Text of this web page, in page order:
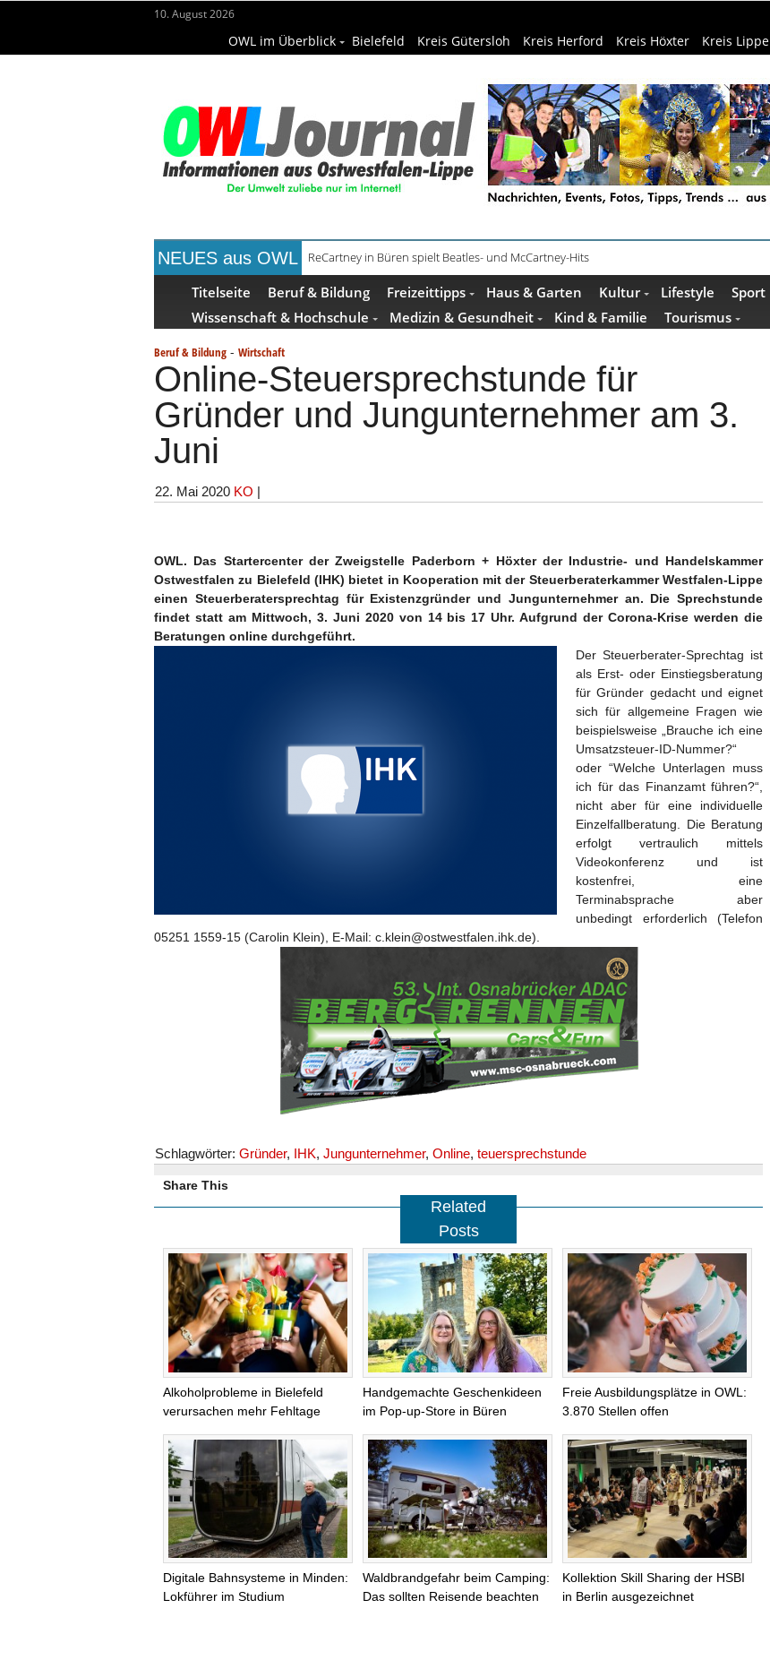
10. August 2026
OWL im Überblick Bielefeld Kreis Gütersloh Kreis Herford Kreis Höxter Kreis Lippe
NEUES aus OWL ReCartney in Büren spielt Beatles- und McCartney-Hits
Titelseite Beruf & Bildung Freizeittipps Haus & Garten Kultur Lifestyle Sport
Wissenschaft & Hochschule
Medizin & Gesundheit Kind & Familie Tourismus
Beruf & Bildung - Wirtschaft
Online-Steuersprechstunde für
Gründer und Jungunternehmer am 3.
Juni
22. Mai 2020 KO |
OWL. Das Startercenter der Zweigstelle Paderborn + Höxter der Industrie- und Handelskammer
Ostwestfalen zu Bielefeld (IHK) bietet in Kooperation mit der Steuerberaterkammer Westfalen-Lippe
einen Steuerberatersprechtag für Existenzgründer und Jungunternehmer an. Die Sprechstunde
findet statt am Mittwoch, 3. Juni 2020 von 14 bis 17 Uhr. Aufgrund der Corona-Krise werden die
Beratungen online durchgeführt.
Der Steuerberater-Sprechtag ist
als Erst- oder Einstiegsberatung
für Gründer gedacht und eignet
sich für allgemeine Fragen wie
beispielsweise „Brauche ich eine
Umsatzsteuer-ID-Nummer?“
oder “Welche Unterlagen muss
ich für das Finanzamt führen?“,
nicht aber für eine individuelle
Einzelfallberatung. Die Beratung
erfolgt vertraulich mittels
Videokonferenz und ist
kostenfrei, eine
Terminabsprache aber
unbedingt erforderlich (Telefon
05251 1559-15 (Carolin Klein), E-Mail: c.klein@ostwestfalen.ihk.de).
Schlagwörter: Gründer, IHK, Jungunternehmer, Online, teuersprechstunde
Share This
Related
Posts
Alkoholprobleme in Bielefeld
verursachen mehr Fehltage
Handgemachte Geschenkideen
im Pop-up-Store in Büren
Freie Ausbildungsplätze in OWL:
3.870 Stellen offen
Digitale Bahnsysteme in Minden:
Lokführer im Studium
Waldbrandgefahr beim Camping:
Das sollten Reisende beachten
Kollektion Skill Sharing der HSBI
in Berlin ausgezeichnet